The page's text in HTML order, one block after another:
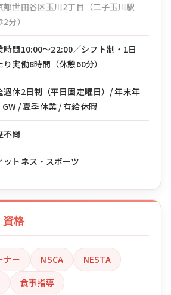
都世田谷区玉川2丁目（二子玉川駅
分）
時間10:00〜22:00／シフト制・1日
り実働8時間（休憩60分）
週休2日制（平日固定曜日）/ 年末年
/ 夏季休業 / 有給休暇
不問
ットネス・スポーツ
資格
ナー NSCA
NESTA
食事指導